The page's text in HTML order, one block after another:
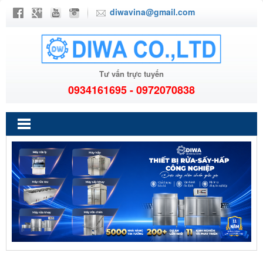
diwavina@gmail.com
Tư vấn trực tuyến
0934161695 - 0972070838